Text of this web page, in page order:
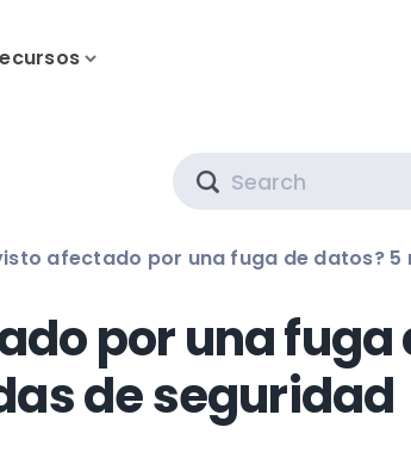
afectado por una fuga de datos?
por una fuga
de seguridad